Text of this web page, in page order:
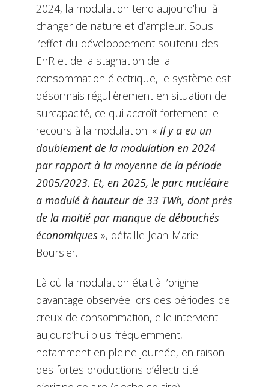
2024, la modulation tend aujourd’hui à
changer de nature et d’ampleur. Sous
l’effet du développement soutenu des
EnR et de la stagnation de la
consommation électrique, le système est
désormais régulièrement en situation de
surcapacité, ce qui accroît fortement le
recours à la modulation. « Il y a eu un
doublement de la modulation en 2024
par rapport à la moyenne de la période
2005/2023. Et, en 2025, le parc nucléaire
a modulé à hauteur de 33 TWh, dont près
de la moitié par manque de débouchés
économiques », détaille Jean-Marie
Boursier.
Là où la modulation était à l’origine
davantage observée lors des périodes de
creux de consommation, elle intervient
aujourd’hui plus fréquemment,
notamment en pleine journée, en raison
des fortes productions d’électricité